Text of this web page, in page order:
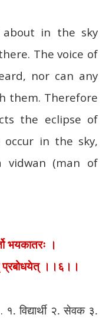
about in the sky
The voice of
nor can any
them. Therefore
the eclipse of
in the sky,
vidwan (man of
भयकातरः ।
प्रबोधयेत् ।।६।।
१. विद्यार्थी २. सेवक ३.